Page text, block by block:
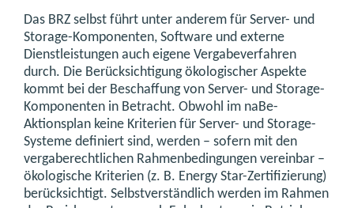
Das BRZ selbst führt unter anderem für Server- und
Storage-Komponenten, Software und externe
Dienstleistungen auch eigene Vergabeverfahren
durch. Die Berücksichtigung ökologischer Aspekte
kommt bei der Beschaffung von Server- und Storage-
Komponenten in Betracht. Obwohl im naBe-
Aktionsplan keine Kriterien für Server- und Storage-
Systeme definiert sind, werden – sofern mit den
vergaberechtlichen Rahmenbedingungen vereinbar –
ökologische Kriterien (z. B. Energy Star-Zertifizierung)
berücksichtigt. Selbstverständlich werden im Rahmen